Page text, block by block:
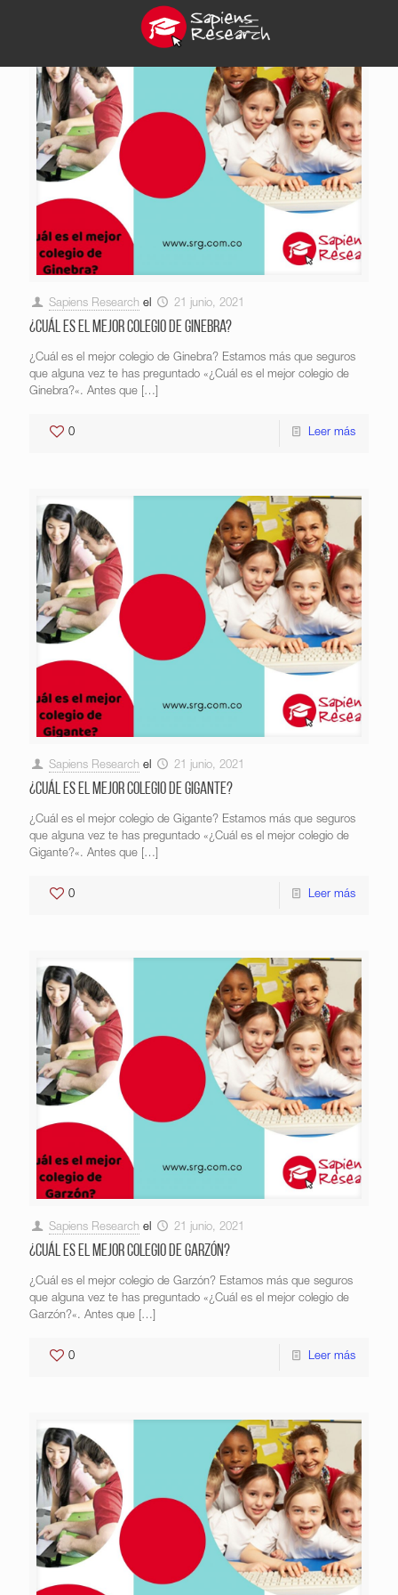
Sapiens Research el 21 junio, 2021
¿Cuál es el mejor colegio de Ginebra?
¿Cuál es el mejor colegio de Ginebra? Estamos más que seguros
que alguna vez te has preguntado «¿Cuál es el mejor colegio de
Ginebra?«. Antes que […]
0 Leer más
Sapiens Research el 21 junio, 2021
¿Cuál es el mejor colegio de Gigante?
¿Cuál es el mejor colegio de Gigante? Estamos más que seguros
que alguna vez te has preguntado «¿Cuál es el mejor colegio de
Gigante?«. Antes que […]
0 Leer más
Sapiens Research el 21 junio, 2021
¿Cuál es el mejor colegio de Garzón?
¿Cuál es el mejor colegio de Garzón? Estamos más que seguros
que alguna vez te has preguntado «¿Cuál es el mejor colegio de
Garzón?«. Antes que […]
0 Leer más